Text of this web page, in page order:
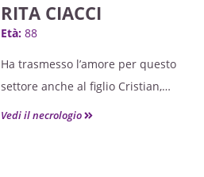
RITA CIACCI
Età: 88
Ha trasmesso l’amore per questo
settore anche al figlio Cristian,
titolare di una gelateria in corso
Vedi il necrologio